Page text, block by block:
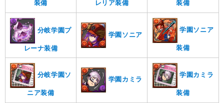
装備 レリア装備 装備
分岐学園プ
レーナ装備
学園ソニア
学園ソニア
装備
分岐学園ソ
ニア装備
学園カミラ
学園カミラ
装備